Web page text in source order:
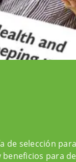
de selección
para